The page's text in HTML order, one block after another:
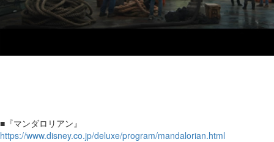
■『マンダロリアン』
https://www.disney.co.jp/deluxe/program/mandalorian.html